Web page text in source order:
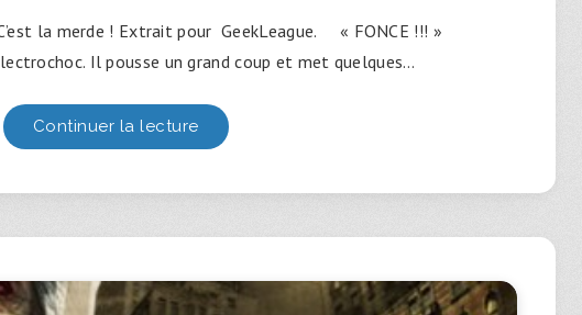
la merde ! Extrait pour GeekLeague. « FONCE !!! »
Il pousse un grand coup et met quelques…
Continuer la lecture